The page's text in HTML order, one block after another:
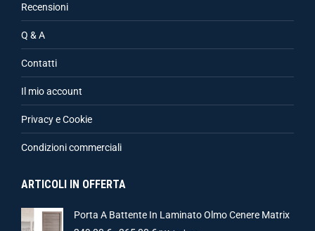
Recensioni
Q & A
Contatti
Il mio account
Privacy e Cookie
Condizioni commerciali
ARTICOLI IN OFFERTA
Porta A Battente In Laminato Olmo Cenere Matrix